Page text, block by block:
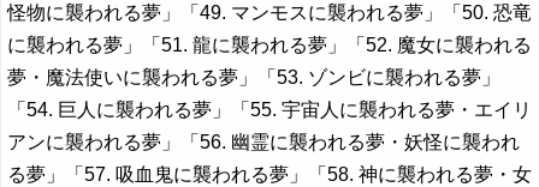
怪物に襲われる夢」「49. マンモスに襲われる夢」「50. 恐竜
に襲われる夢」「51. 龍に襲われる夢」「52. 魔女に襲われる
夢・魔法使いに襲われる夢」「53. ゾンビに襲われる夢」
「54. 巨人に襲われる夢」「55. 宇宙人に襲われる夢・エイリ
アンに襲われる夢」「56. 幽霊に襲われる夢・妖怪に襲われ
る夢」「57. 吸血鬼に襲われる夢」「58. 神に襲われる夢・女